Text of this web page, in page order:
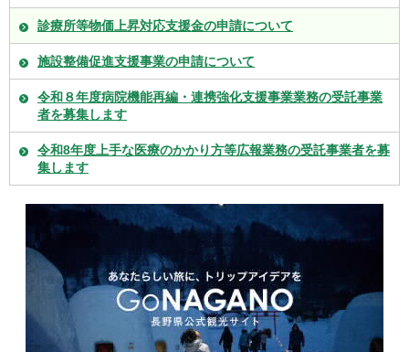
診療所等物価上昇対応支援金の申請について
施設整備促進支援事業の申請について
令和８年度病院機能再編・連携強化支援事業業務の受託事業
者を募集します
令和8年度上手な医療のかかり方等広報業務の受託事業者を募
集します